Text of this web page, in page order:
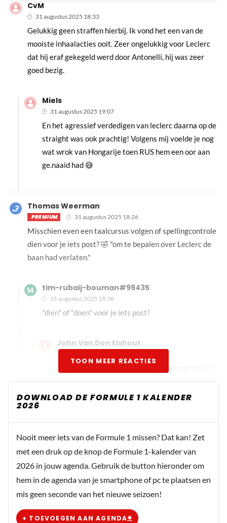
Thomas Weerman
PREMIUM 31 augustus 2025 18:26
Misschien even een taalcursus volgen of spellingcontrole
dien voor je iets post? 🤣 "om te bepalen over Leclerc de
baan had verlaten."
tim-rubaij-bouman#99435
31 augustus 2025 18:38
"dien" of "doen" voor je iets post?
John Van Den Elshout
MaxeatsHam
Er is meer nodig dan een taalcursus. "melden bij de
stewards vanwege een inhaalactie van de Fransman".
Wie is hier een Fransman ?
M.B.
Natuurlijk georgina gaat weer es vrij uit. Je kon het op
CvM
31 augustus 2025 18:33
Gelukkig geen straffen hierbij. Ik vond het een van de
mooiste inhaalacties ooit. Zeer ongelukkig voor Leclerc
dat hij eraf gekegeld werd door Antonelli, hij was zeer
goed bezig.
Miels
31 augustus 2025 19:07
En het agressief verdedigen van leclerc daarna op de
straight was ook prachtig! Volgens mij voelde je nog
wat wrok van Hongarije toen RUS hem een oor aan
ge.naaid had 😅
TOON MEER REACTIES
DOWNLOAD DE FORMULE 1 KALENDER
2026
Nooit meer iets van de Formule 1 missen? Dat kan! Zet
met een druk op de knop de Formule 1-kalender van
2026 in jouw agenda. Gebruik de button hieronder om
hem in de agenda van je smartphone of pc te plaatsen en
mis geen seconde van het nieuwe seizoen!
+ TOEVOEGEN AAN AGENDA